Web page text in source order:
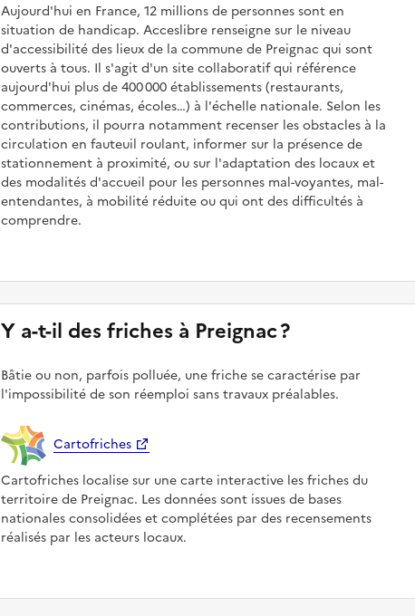
Aujourd'hui en France, 12 millions de personnes sont en
situation de handicap. Acceslibre renseigne sur le niveau
d'accessibilité des lieux de la commune de Preignac qui sont
ouverts à tous. Il s'agit d'un site collaboratif qui référence
aujourd'hui plus de 400 000 établissements (restaurants,
commerces, cinémas, écoles…) à l'échelle nationale. Selon les
contributions, il pourra notamment recenser les obstacles à la
circulation en fauteuil roulant, informer sur la présence de
stationnement à proximité, ou sur l'adaptation des locaux et
des modalités d'accueil pour les personnes mal-voyantes, mal-
entendantes, à mobilité réduite ou qui ont des difficultés à
comprendre.
Y a-t-il des friches à Preignac ?
Bâtie ou non, parfois polluée, une friche se caractérise par
l'impossibilité de son réemploi sans travaux préalables.
Cartofriches
Cartofriches localise sur une carte interactive les friches du
territoire de Preignac. Les données sont issues de bases
nationales consolidées et complétées par des recensements
réalisés par les acteurs locaux.